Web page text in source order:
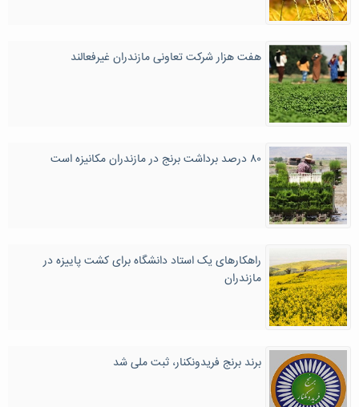
هفت هزار شرکت تعاونی مازندران غیرفعالند
۸۰ درصد برداشت برنج در مازندران مکانیزه است
راهکارهای یک استاد دانشگاه برای کشت پاییزه در
مازندران
برند برنج فریدونکنار، ثبت ملی شد